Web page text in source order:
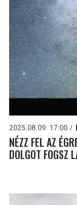
2025.08.09. 17:00
NÉZZ FEL AZ
DOLGOT FOGSZ